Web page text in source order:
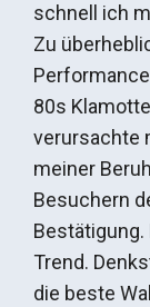
schnell ich
Zu
80s
verursachte
meiner
Besuchern
Bestätigung.
Trend.
die beste